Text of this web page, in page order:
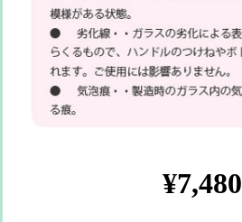
¥7,480